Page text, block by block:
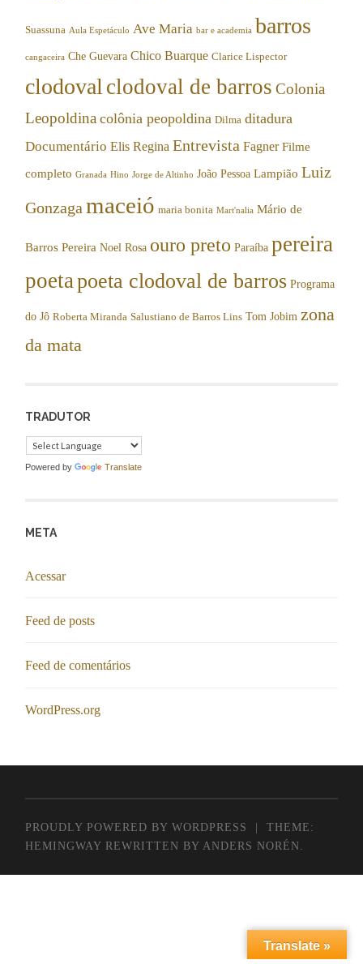
Suassuna Aula Espetáculo Ave Maria bar e academia barros
cangaceira Che Guevara Chico Buarque Clarice Lispector
clodoval clodoval de barros Colonia
Leopoldina colônia peopoldina Dilma ditadura
Documentário Elis Regina Entrevista Fagner Filme
completo Granada Hino Jorge de Altinho João Pessoa Lampião Luiz
Gonzaga maceió maria bonita Mart'nalia Mário de
Barros Pereira Noel Rosa ouro preto Paraíba pereira
poeta poeta clodoval de barros Programa
do Jô Roberta Miranda Salustiano de Barros Lins Tom Jobim zona
da mata
TRADUTOR
Powered by Translate
META
Acessar
Feed de posts
Feed de comentários
WordPress.org
PROUDLY POWERED BY WORDPRESS
THEME:
HEMINGWAY REWRITTEN BYANDERS NORÉN.
Translate »